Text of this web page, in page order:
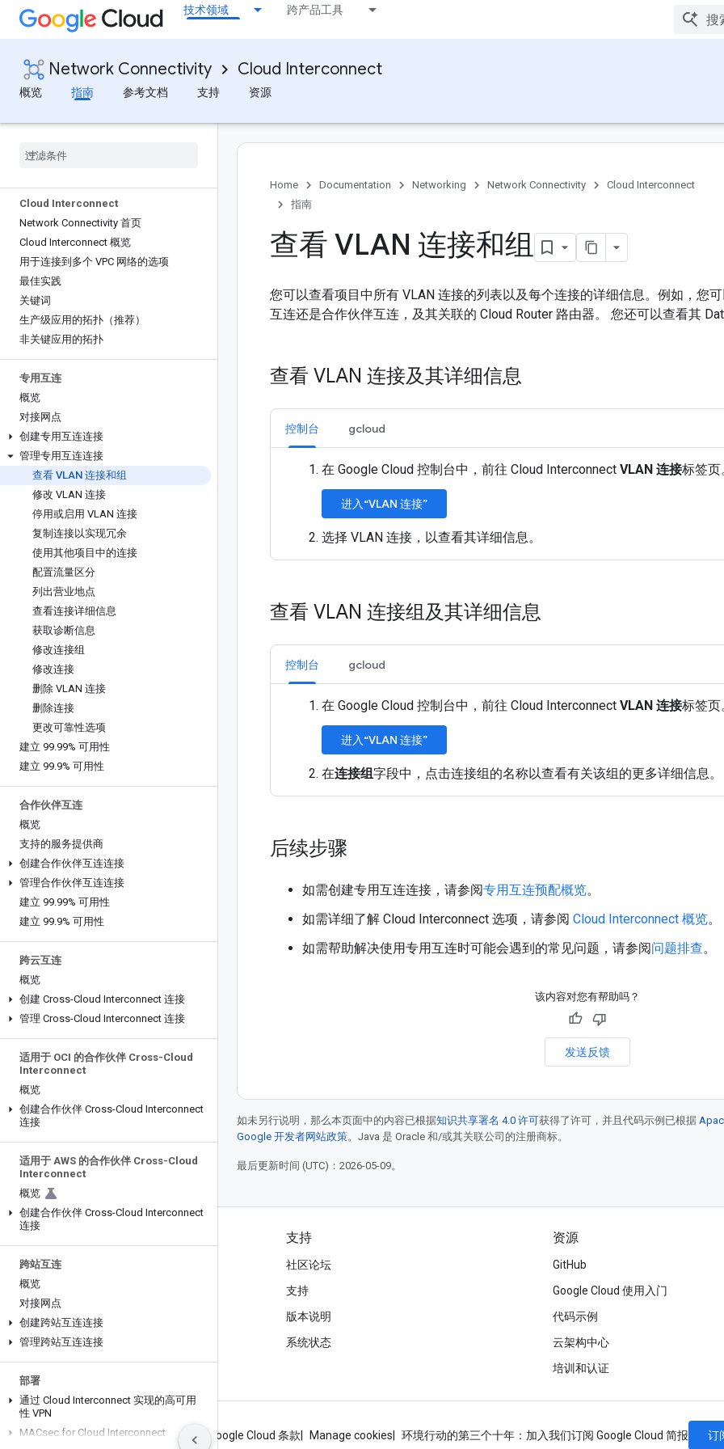
技术领域 跨产品工具
Network Connectivity Cloud Interconnect
概览 指南 参考文档 支持 资源
Cloud Interconnect
Network Connectivity 首页
Cloud Interconnect 概览
用于连接到多个 VPC 网络的选项
最佳实践
关键词
生产级应用的拓扑（推荐）
非关键应用的拓扑
专用互连
概览
对接网点
创建专用互连连接
管理专用互连连接
查看 VLAN 连接和组
修改 VLAN 连接
停用或启用 VLAN 连接
复制连接以实现冗余
使用其他项目中的连接
配置流量区分
列出营业地点
查看连接详细信息
获取诊断信息
修改连接组
修改连接
删除 VLAN 连接
删除连接
更改可靠性选项
建立 99.99% 可用性
建立 99.9% 可用性
合作伙伴互连
概览
支持的服务提供商
创建合作伙伴互连连接
管理合作伙伴互连连接
建立 99.99% 可用性
建立 99.9% 可用性
跨云互连
概览
创建 Cross-Cloud Interconnect 连接
管理 Cross-Cloud Interconnect 连接
适用于 OCI 的合作伙伴 Cross-Cloud
Interconnect
概览
创建合作伙伴 Cross-Cloud Interconnect
连接
适用于 AWS 的合作伙伴 Cross-Cloud
Interconnect
概览
创建合作伙伴 Cross-Cloud Interconnect
连接
跨站互连
概览
对接网点
创建跨站互连连接
管理跨站互连连接
部署
通过 Cloud Interconnect 实现的高可用
性 VPN
MACsec for Cloud Interconnect
Home Documentation Networking Network Connectivity
Cloud Interconnect
指南
查看 VLAN 连接和组
您可以查看项目中所有 VLAN 连接的列表以及每个连接的详细信息。例如，您
互连还是合作伙伴互连，及其关联的 Cloud Router 路由器。 您还可以查看其
查看 VLAN 连接及其详细信息
控制台 gcloud
在 Google Cloud 控制台中，前往 Cloud Interconnect VLAN 连接标签页
进入“VLAN 连接”
选择 VLAN 连接，以查看其详细信息。
查看 VLAN 连接组及其详细信息
控制台 gcloud
在 Google Cloud 控制台中，前往 Cloud Interconnect VLAN 连接标签页
进入“VLAN 连接”
在连接组字段中，点击连接组的名称以查看有关该组的更多详细信息。
后续步骤
如需创建专用互连连接，请参阅专用互连预配概览。
如需详细了解 Cloud Interconnect 选项，请参阅 Cloud Interconnect 概览。
如需帮助解决使用专用互连时可能会遇到的常见问题，请参阅问题排查。
该内容对您有帮助吗？
发送反馈
如未另行说明，那么本页面中的内容已根据知识共享署名 4.0 许可获得了许可，并且代码示例已根据
Google 开发者网站政策。Java 是 Oracle 和/或其关联公司的注册商标。
最后更新时间 (UTC)：2026-05-09。
查看所有产品
Google Cloud 价格
Google Cloud Marketplace
与销售人员联系
支持
社区论坛
支持
版本说明
系统状态
资源
GitHub
Google Cloud 使用入门
代码示例
云架构中心
培训和认证
关于 Google 隐私权政策 网站条款 Google Cloud 条款 Manage cookies 环境行动的第三个十年：加入我们订阅 Google Cloud 简报 订